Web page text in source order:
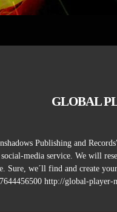
GLOBAL
Publishing and
media service. We will
Sure, we´ll find and create
http://global-player-